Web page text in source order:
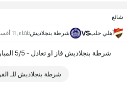
شائع
أهلي حلبVS شرطة بنجلاديشثلاثاء, 11 أغسطس
شرطة بنجلاديش فاز او تعادل - 5/5 المباريات الاخيرة
شرطة بنجلاديش للـ